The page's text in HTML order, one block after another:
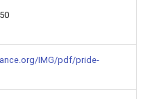
IMG/pdf/pride-